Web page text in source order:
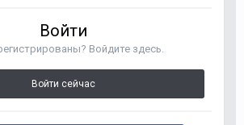
Войти
Войдите здесь.
Войти сейчас